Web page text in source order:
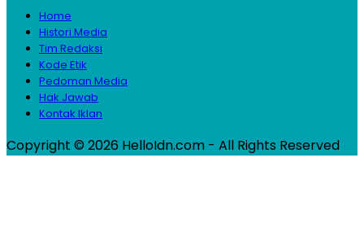
Home
Histori Media
Tim Redaksi
Kode Etik
Pedoman Media
Hak Jawab
Kontak Iklan
Copyright © 2026 HelloIdn.com - All Rights Reserved